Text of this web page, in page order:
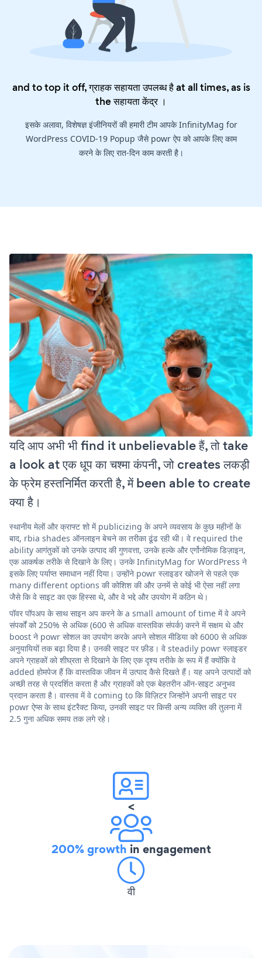
and to top it off, ग्राहक सहायता उपलब्ध है at all times, as is
theसहायता केंद्र।
इसके अलावा, विशेषज्ञ इंजीनियरों की हमारी टीम आपके InfinityMag for
WordPress COVID-19 Popup जैसे powr ऐप को आपके लिए काम
करने के लिए रात-दिन काम करती है।
यदि आप अभी भी find it unbelievable हैं, तो take
a look at एक धूप का चश्मा कंपनी, जो creates लकड़ी
के फ्रेम हस्तनिर्मित करती है, में been able to create
क्या है।
स्थानीय मेलों और क्राफ्ट शो में publicizing के अपने व्यवसाय के कुछ महीनों के
बाद, rbia shades ऑनलाइन बेचने का तरीका ढूंढ रही थी। वे required the
ability आगंतुकों को उनके उत्पाद की गुणवत्ता, उनके हल्के और एर्गोनोमिक डिज़ाइन,
एक आकर्षक तरीके से दिखाने के लिए। उनके InfinityMag for WordPress ने
इसके लिए पर्याप्त समाधान नहीं दिया। उन्होंने powr स्लाइडर खोजने से पहले एक
many different options की कोशिश की और उनमें से कोई भी ऐसा नहीं लगा
जैसे कि वे साइट का एक हिस्सा थे, और वे भद्दे और उपयोग में कठिन थे।
पॉवर पॉपअप के साथ साइन अप करने के a small amount of time में वे अपने
संपर्कों को 250% से अधिक (600 से अधिक वास्तविक संपर्क) करने में सक्षम थे और
boost ने powr सोशल का उपयोग करके अपने सोशल मीडिया को 6000 से अधिक
अनुयायियों तक बढ़ा दिया है। उनकी साइट पर फ़ीड। वे steadily powr स्लाइडर
अपने ग्राहकों को शीघ्रता से दिखाने के लिए एक दृश्य तरीके के रूप में हैं क्योंकि वे
added होमपेज हैं कि वास्तविक जीवन में उत्पाद कैसे दिखते हैं। यह अपने उत्पादों को
अच्छी तरह से प्रदर्शित करता है और ग्राहकों को एक बेहतरीन ऑन-साइट अनुभव
प्रदान करता है। वास्तव में वे coming to कि विज़िटर जिन्होंने अपनी साइट पर
powr ऐप्स के साथ इंटरैक्ट किया, उनकी साइट पर किसी अन्य व्यक्ति की तुलना में
2.5 गुना अधिक समय तक लगे रहे।
<
200% growth in engagement
वी